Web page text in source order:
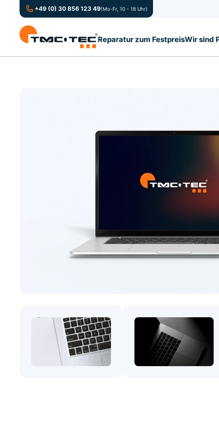
+49 (0) 30 856 123 49(Mo-Fr, 10 - 18 Uhr)
Reparatur zum FestpreisWir sind